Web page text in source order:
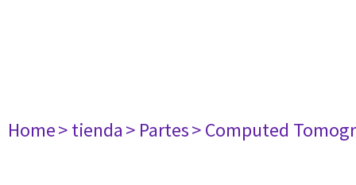
Home> tienda> Partes> Computed